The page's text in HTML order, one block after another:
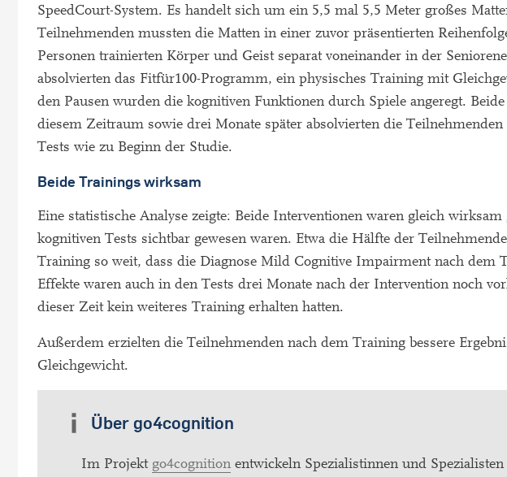
SpeedCourt-System. Es handelt sich um ein 5,5 mal 5,5 Meter großes
Teilnehmenden mussten die Matten in einer zuvor präsentierten
Personen trainierten Körper und Geist separat voneinander in der
absolvierten das Fitfür100-Programm, ein physisches Training mit
den Pausen wurden die kognitiven Funktionen durch Spiele angeregt.
diesem Zeitraum sowie drei Monate später absolvierten die
Tests wie zu Beginn der Studie.
Beide Trainings wirksam
Eine statistische Analyse zeigte: Beide Interventionen waren gleich
kognitiven Tests sichtbar gewesen waren. Etwa die Hälfte der
Training so weit, dass die Diagnose Mild Cognitive Impairment nach dem
Effekte waren auch in den Tests drei Monate nach der Intervention noch
dieser Zeit kein weiteres Training erhalten hatten.
Außerdem erzielten die Teilnehmenden nach dem Training bessere
Gleichgewicht.
Über go4cognition
Im Projekt go4cognition entwickeln Spezialistinnen und